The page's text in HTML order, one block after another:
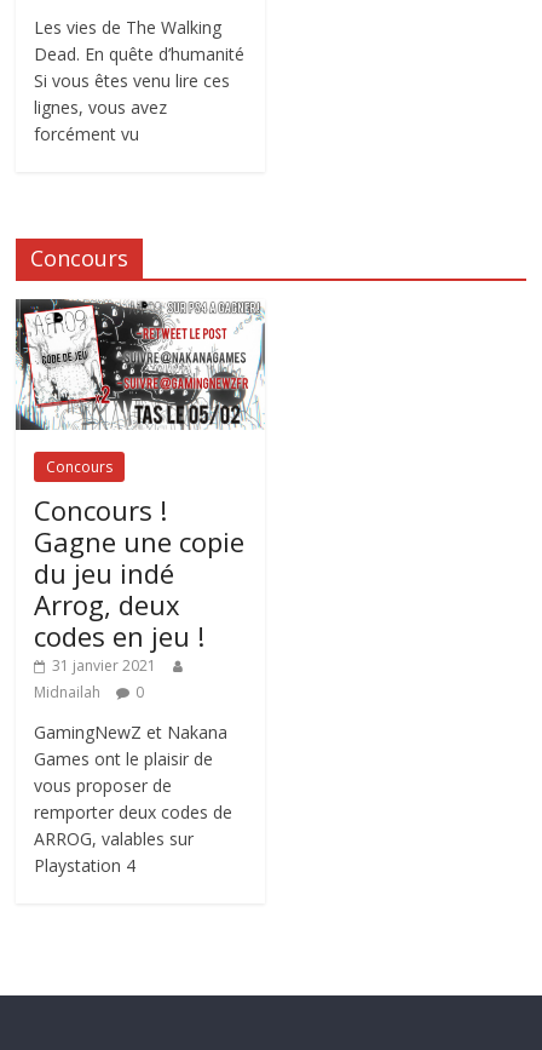
Les vies de The Walking
Dead. En quête d’humanité
Si vous êtes venu lire ces
lignes, vous avez
forcément vu
Concours
Concours
Concours !
Gagne une copie
du jeu indé
Arrog, deux
codes en jeu !
31 janvier 2021
Midnailah
0
GamingNewZ et Nakana
Games ont le plaisir de
vous proposer de
remporter deux codes de
ARROG, valables sur
Playstation 4